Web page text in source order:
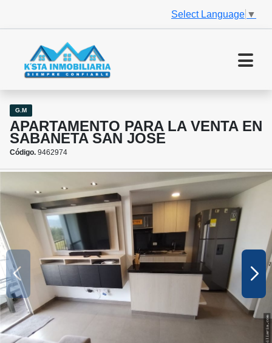
Select Language ▼
G.M
APARTAMENTO PARA LA VENTA EN
SABANETA SAN JOSE
Código. 9462974